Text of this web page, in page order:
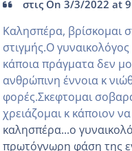
στις On 3/3/2022 at
Καλησπέρα, βρίσκομαι
στιγμής.Ο
κάποια πράγματα δεν
ανθρώπινη έννοια κ
φορές.Σκεφτομαι
χρειάζομαι κ κάποιον
καλησπέρα...ο
πρωτόγνωρη φάση της